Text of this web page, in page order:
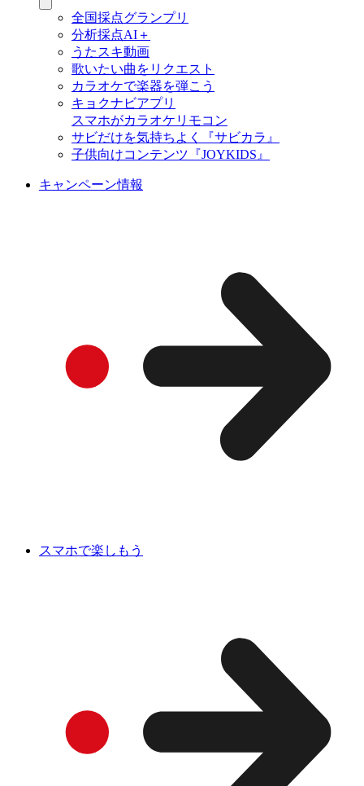
全国採点グランプリ
分析採点AI＋
うたスキ動画
歌いたい曲をリクエスト
カラオケで楽器を弾こう
キョクナビアプリ
スマホがカラオケリモコン
サビだけを気持ちよく『サビカラ』
子供向けコンテンツ『JOYKIDS』
キャンペーン情報
スマホで楽しもう